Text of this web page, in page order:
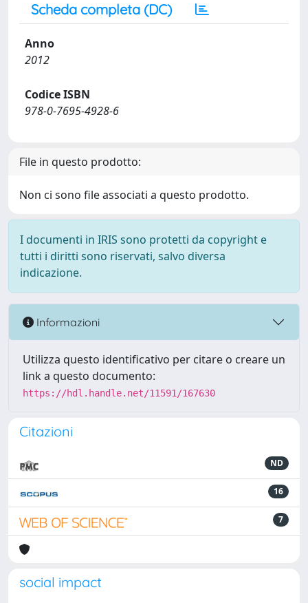
Scheda completa (DC)
Anno
2012
Codice ISBN
978-0-7695-4928-6
File in questo prodotto:
Non ci sono file associati a questo prodotto.
I documenti in IRIS sono protetti da copyright e
tutti i diritti sono riservati, salvo diversa
indicazione.
Informazioni
Utilizza questo identificativo per citare o creare un
link a questo documento:
https://hdl.handle.net/11591/167630
Citazioni
ND
16
7
social impact